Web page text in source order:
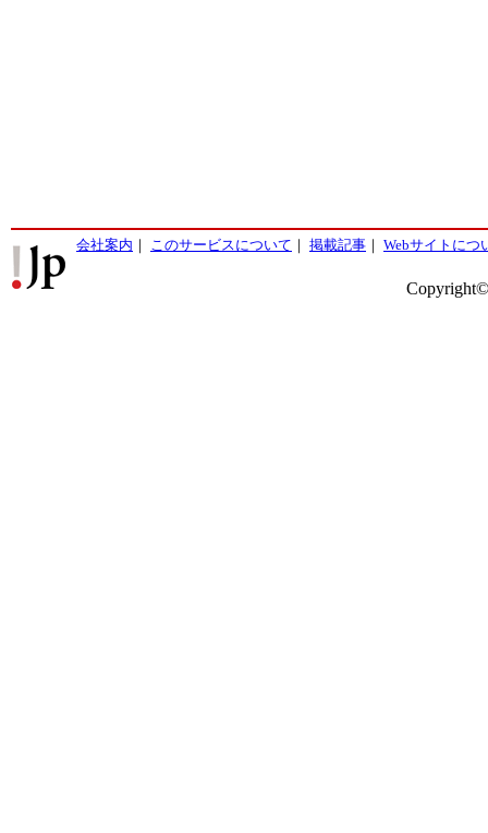
会社案内 ｜ このサービスについて ｜ 掲載記事 ｜ Webサイトにつ